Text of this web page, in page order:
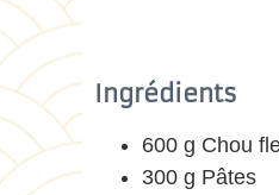
Ingrédients
600 g Chou
300 g Pâtes